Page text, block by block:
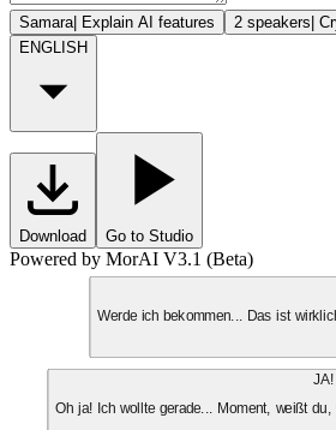
Samara| Explain AI features 2 speakers|
ENGLISH
Download Go to Studio
Powered by MorAI V3.1 (Beta)
Werde ich bekommen... Das ist
JA!
Oh ja! Ich wollte gerade... Moment, weißt